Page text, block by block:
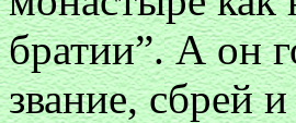
братии”. А он
звание, сбрей